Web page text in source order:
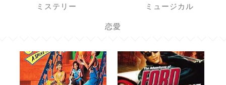
ミステリー ミュージカル
恋愛